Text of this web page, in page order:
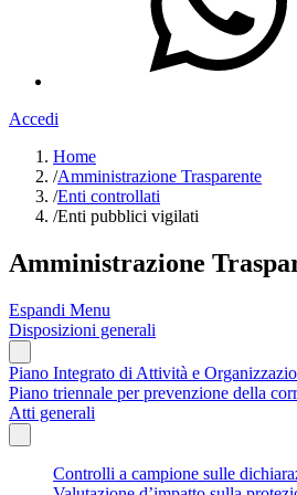
Accedi
Home
/Amministrazione Trasparente
/Enti controllati
/Enti pubblici vigilati
Amministrazione
Espandi Menu
Disposizioni generali
Piano Integrato di Attività e
Piano triennale per prevenzione della
Atti generali
Controlli a campione sulle